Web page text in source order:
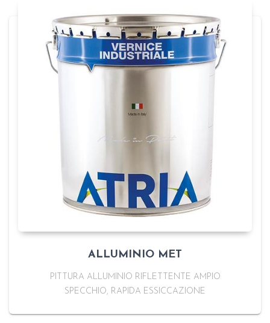
ALLUMINIO MET
PITTURA ALLUMINIO RIFLETTENTE AMPIO
SPECCHIO, RAPIDA ESSICCAZIONE